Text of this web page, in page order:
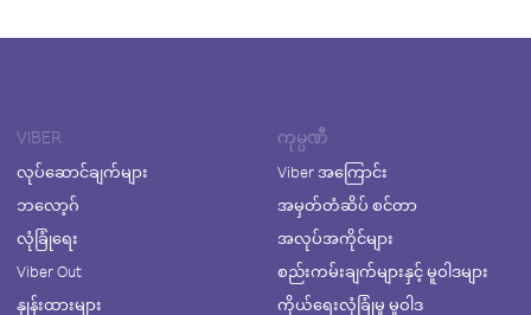
VIBER
လုပ်ဆောင်ချက်များ
ဘလော့ဂ်
လုံခြုံရေး
Viber Out
နှုန်းထားများ
ကုမ္ပဏီ
Viber အကြောင်း
အမှတ်တံဆိပ် စင်တာ
အလုပ်အကိုင်များ
စည်းကမ်းချက်များနှင့် မူဝါဒများ
ကိုယ်ရေးလုံခြုံမှု မူဝါဒ